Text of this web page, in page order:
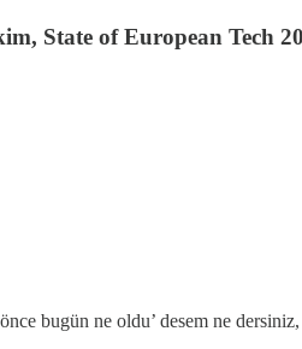
State of European Tech
bugün ne oldu’ desem ne